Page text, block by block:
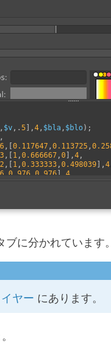
ブに分かれています
ヤー にあります。